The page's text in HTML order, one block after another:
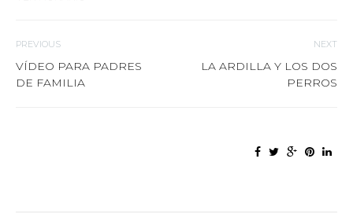
PREVIOUS
VÍDEO PARA PADRES
DE FAMILIA
NEXT
LA ARDILLA Y LOS DOS
PERROS